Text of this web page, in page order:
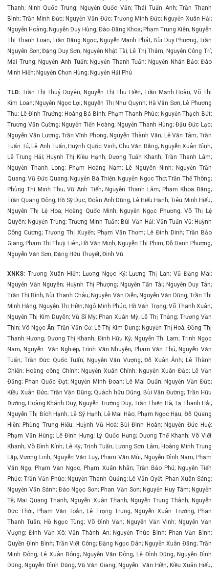
Thanh; Ninh Quốc Trung; Nguyễn Quốc Văn; Thái Tuấn Anh; Trần Thanh
Bình; Trần Minh Đức; Nguyễn Văn Đức; Trương Minh Đức; Nguyễn Xuân Hải;
Nguyễn Hoàng; Nguyễn Duy Hùng; Đào Đăng Khoa; Phạm Trung Kiên; Nguyễn
Thị Thanh Loan; Trần Đăng Ngọc; Nguyễn Mạnh Phát; Bùi Duy Phương; Trần
Nguyễn Sơn; Đặng Duy Sơn; Nguyễn Nhật Tài; Lê Thị Thắm; Nguyễn Công Trí;
Mai Trung; Nguyễn Anh Tuấn; Nguyễn Thanh Tuấn; Nguyễn Nhân Bảo; Đào
Minh Hiển; Nguyễn Chơn Hùng; Nguyễn Hải Phú
TLĐ: Trần Thị Thuý Duyên; Nguyễn Thị Thu Hiền; Trần Mạnh Hoàn; Võ Thị
Kim Loan; Nguyễn Ngọc Lợi; Nguyễn Thị Như Quỳnh; Hà Văn Sơn; Lê Phương
Thu; Lê Đình Trưởng; Hoàng Bá Bình; Phạm Thanh Phúc; Nguyễn Thạch Bút;
Trương Văn Cường; Nguyễn Tiến Hoàng; Nguyễn Thanh Hùng; Đậu Đức Lạc;
Nguyễn Văn Lượng; Trần Vĩnh Phong; Nguyễn Thành Văn; Lê Văn Tâm; Trần
Tuấn Tú; Lê Anh Tuấn; Huỳnh Quốc Vinh; Chu Văn Bằng; Nguyễn Xuân Bình;
Lê Trung Hải; Huỳnh Thị Kiều Hạnh; Dương Tuấn Khanh; Trần Thanh Lâm;
Nguyễn Thanh Long; Phạm Hoàng Nam; Lê Nguyên Ninh; Nguyễn Trần
Quang; Vũ Đức Quang; Nguyễn Bá Thiện; Nguyễn Ngọc Thơ; Trần Thế Thông;
Phùng Thị Minh Thu; Vũ Anh Tiến; Nguyễn Thanh Lâm; Phạm Khoa Đăng;
Trần Quang Đông; Hồ Sỹ Dục; Đoàn Anh Dũng; Lê Hiếu Hạnh; Tiêu Minh Hiếu;
Nguyễn Thị Lệ Hoa; Hoàng Quốc Minh; Nguyễn Ngọc Phương; Võ Thị Lệ
Quyên; Nguyễn Trung; Trương Minh Tuấn; Bùi Văn Hải; Văn Tuấn Vũ; Huỳnh
Công Cương; Trương Thị Xuyến; Phạm Văn Thơm; Lê Đình Dinh; Trần Bảo
Giang; Phạm Thị Thuỳ Liên; Hồ Văn Minh; Nguyễn Thị Phim; Đỗ Danh Phương;
Nguyễn Văn Sơn; Đặng Hữu Thuyết; Đinh Vũ
XNKS: Trương Xuân Hiển; Lương Ngọc Kỷ; Lương Thị Lan; Vũ Đăng Mai;
Nguyễn Văn Nguyên; Huỳnh Thị Phượng; Nguyễn Tấn Tài; Nguyễn Duy Tân;
Trần Thị Bình; Bùi Thanh Châu; Nguyễn Văn Diễn; Nguyễn Văn Dũng; Trần Thị
Minh Hằng; Nguyễn Thị Hiền; Ngô Minh Phúc; Hồ Văn Trọng; Võ Thanh Xuân;
Nguyễn Thị Kim Duyên; Vũ Sĩ Mỳ; Phan Xuân Mỳ; Lê Thị Thắng; Trương Văn
Thìn; Võ Ngọc Ân; Trần Văn Cơ; Lê Thị Kim Dung; Nguyễn Thị Hoà; Đồng Thị
Thanh Hương; Dương Thị Khanh; Đinh Hữu Kỷ; Nguyễn Thị Lam; Trịnh Ngọc
Nam; Nguyễn Văn Nghiệp; Trịnh Văn Nhuyễn; Phạm Văn Thú; Nguyễn Văn
Tuấn; Trần Đức Quốc Tuấn; Nguyễn Văn Vượng; Đỗ Xuân Ảnh; Lê Thành
Chiến; Hoàng công Chính; Nguyễn Xuân Chính; Nguyễn Xuân Đắc; Lê Văn
Đăng; Phan Quốc Đạt; Nguyễn Minh Đoan; Lê Mai Duẩn; Nguyễn Văn Đức;
Kiều Xuân Đức; Trần Văn Dũng; Quách hữu Dũng; Bùi Văn Đường; Trần Hữu
Đường; Hoàng Khánh Duy; Nguyễn Trường Duy; Trần Thiện Hà; Tạ Thanh Hải;
Nguyễn Thị Bích Hạnh; Lê Sỹ Hạnh; Lê Mai Hào; Phạm Ngọc Hậu; Đỗ Quang
Hiền; Phùng Trung Hiếu; Huỳnh Vũ Hoà; Bùi Đình Hoàn; Nguyễn Đức Huệ;
Phạm Văn Hùng; Lê Đình Hưng; Lý Quốc Hưng; Dương Thế Khanh; Võ Viết
Khanh; Võ Đình Kính; Lê Kỳ; Trịnh Tuấn; Lương Sơn Lâm; Hoàng Minh Trung
Lập; Vương Linh; Nguyễn Văn Luỵ; Phạm Văn Mùi; Nguyễn Đình Nam; Phạm
Văn Ngọ; Phạm Văn Ngọc; Phạm Xuân Nhân; Trần Bảo Phú; Nguyễn Tiến
Phúc; Trần Văn Phúc; Nguyễn Thanh Quảng; Lê Văn Qyết; Phan Xuân Sáng;
Nguyễn Văn Sánh; Đào Ngọc Sơn; Phan Văn Sơn; Nguyễn Huy Tâm; Nguyễn
Tê; Mai Quang Thanh; Nguyễn Xuân Thanh; Nguyễn Trung Thành; Nguyễn
Đức Thời; Phạm Văn Toản; Lê Trọng Trung; Nguyễn Xuân Trường; Phan
Thanh Tuân; Hồ Ngọc Tùng; Võ Đình Văn; Nguyễn Văn Vinh; Nguyễn Văn
Vượng; Đinh Văn Xô; Văn Thành An; Nguyễn Thúc Bình; Phan Văn Bình;
Quyền Đình Bình; Trần Viết Công; Đặng Ngọc Dân; Nguyễn Xuân Đăng; Trần
Minh Đông; Lê Xuân Đông; Nguyễn Văn Đông; Lê Đình Dũng; Nguyễn Đình
Dũng; Nguyễn Đình Dũng; Vũ Văn Giang; Nguyễn Văn Hiền; Kiều Xuân Hiếu;